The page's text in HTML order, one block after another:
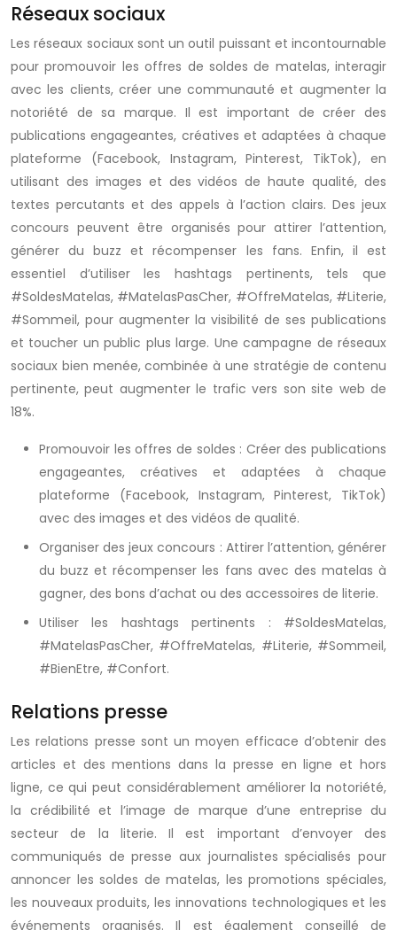
Réseaux sociaux
Les réseaux sociaux sont un outil puissant et incontournable
pour promouvoir les offres de soldes de matelas, interagir
avec les clients, créer une communauté et augmenter la
notoriété de sa marque. Il est important de créer des
publications engageantes, créatives et adaptées à chaque
plateforme (Facebook, Instagram, Pinterest, TikTok), en
utilisant des images et des vidéos de haute qualité, des
textes percutants et des appels à l’action clairs. Des jeux
concours peuvent être organisés pour attirer l’attention,
générer du buzz et récompenser les fans. Enfin, il est
essentiel d’utiliser les hashtags pertinents, tels que
#SoldesMatelas, #MatelasPasCher, #OffreMatelas, #Literie,
#Sommeil, pour augmenter la visibilité de ses publications
et toucher un public plus large. Une campagne de réseaux
sociaux bien menée, combinée à une stratégie de contenu
pertinente, peut augmenter le trafic vers son site web de
18%.
Promouvoir les offres de soldes : Créer des publications
engageantes, créatives et adaptées à chaque
plateforme (Facebook, Instagram, Pinterest, TikTok)
avec des images et des vidéos de qualité.
Organiser des jeux concours : Attirer l’attention, générer
du buzz et récompenser les fans avec des matelas à
gagner, des bons d’achat ou des accessoires de literie.
Utiliser les hashtags pertinents : #SoldesMatelas,
#MatelasPasCher, #OffreMatelas, #Literie, #Sommeil,
#BienEtre, #Confort.
Relations presse
Les relations presse sont un moyen efficace d’obtenir des
articles et des mentions dans la presse en ligne et hors
ligne, ce qui peut considérablement améliorer la notoriété,
la crédibilité et l’image de marque d’une entreprise du
secteur de la literie. Il est important d’envoyer des
communiqués de presse aux journalistes spécialisés pour
annoncer les soldes de matelas, les promotions spéciales,
les nouveaux produits, les innovations technologiques et les
événements organisés. Il est également conseillé de